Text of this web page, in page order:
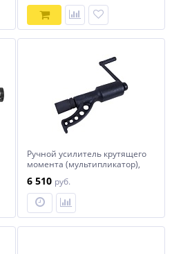
Ручной усилитель крутящего
момента (мультипликатор),
6 510 руб.